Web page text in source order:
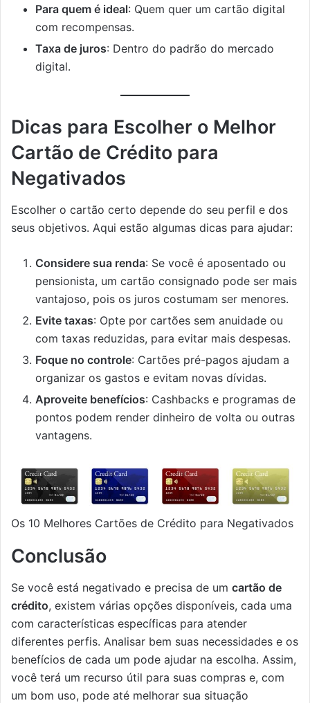
Para quem é ideal: Quem quer um cartão digital
com recompensas.
Taxa de juros: Dentro do padrão do mercado
digital.
Dicas para Escolher o Melhor
Cartão de Crédito para
Negativados
Escolher o cartão certo depende do seu perfil e dos
seus objetivos. Aqui estão algumas dicas para ajudar:
Considere sua renda: Se você é aposentado ou
pensionista, um cartão consignado pode ser mais
vantajoso, pois os juros costumam ser menores.
Evite taxas: Opte por cartões sem anuidade ou
com taxas reduzidas, para evitar mais despesas.
Foque no controle: Cartões pré-pagos ajudam a
organizar os gastos e evitam novas dívidas.
Aproveite benefícios: Cashbacks e programas de
pontos podem render dinheiro de volta ou outras
vantagens.
Os 10 Melhores Cartões de Crédito para Negativados
Conclusão
Se você está negativado e precisa de um cartão de
crédito, existem várias opções disponíveis, cada uma
com características específicas para atender
diferentes perfis. Analisar bem suas necessidades e os
benefícios de cada um pode ajudar na escolha. Assim,
você terá um recurso útil para suas compras e, com
um bom uso, pode até melhorar sua situação